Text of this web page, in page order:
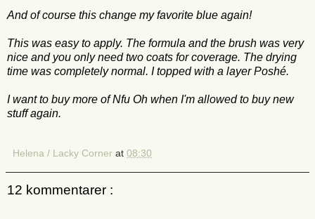
And of course this change my favorite blue again!
This was easy to apply. The formula and the brush was very
nice and you only need two coats for coverage. The drying
time was completely normal. I topped with a layer Poshé.
I want to buy more of Nfu Oh when I'm allowed to buy new
stuff again.
Helena / Lacky Corner at 08:30
12 kommentarer :